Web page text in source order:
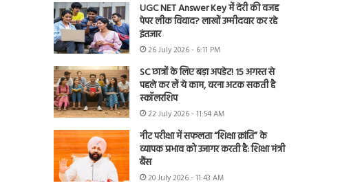
UGC NET Answer Key में देरी की वजह
पेपर लीक विवाद? लाखों उम्मीदवार कर रहे
इंतजार
26 July 2026 - 6:11 PM
SC छात्रों के लिए बड़ा अपडेट! 15 अगस्त से
पहले कर लें ये काम, वरना अटक सकती है
स्कॉलरशिप
22 July 2026 - 11:54 AM
नीट परीक्षा में सफलता “शिक्षा क्रांति” के
व्यापक प्रभाव को उजागर करती है: शिक्षा मंत्री
बैंस
20 July 2026 - 11:43 AM